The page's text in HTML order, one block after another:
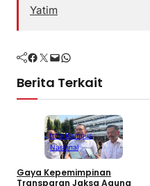
Yatim
Facebook Twitter Mail WhatsApp
Berita Terkait
Info Kampus
Nasional
Gaya Kepemimpinan
Transparan Jaksa Agung